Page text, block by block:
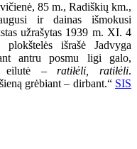
85 m., Radiškių km.,
ir dainas išmokusi
užrašytas 1939 m. XI. 4
išrašė Jadvyga
antru posmu ligi galo,
eilutė –ratiłėli, ratiłėli.
grėbiant – dirbant.“ SIS